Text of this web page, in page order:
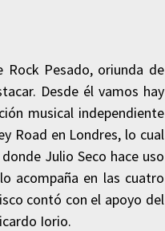
Rock Pesado, oriunda de
Desde él vamos hay
musical independiente
Road en Londres, lo cual
Julio Seco hace uso
acompaña en las cuatro
contó con el apoyo del
Iorio.